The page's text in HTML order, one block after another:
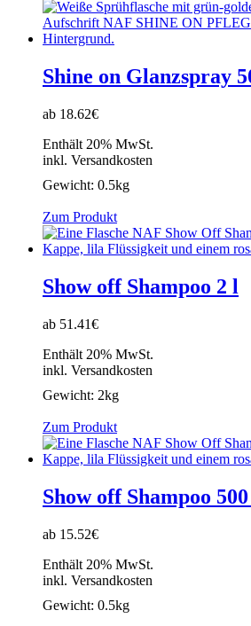
Shine on Glanzspray
ab 18.62€
Enthält 20% MwSt.
inkl. Versandkosten
Gewicht: 0.5kg
Zum Produkt
Show off Shampoo 2 l
ab 51.41€
Enthält 20% MwSt.
inkl. Versandkosten
Gewicht: 2kg
Zum Produkt
Show off Shampoo
ab 15.52€
Enthält 20% MwSt.
inkl. Versandkosten
Gewicht: 0.5kg